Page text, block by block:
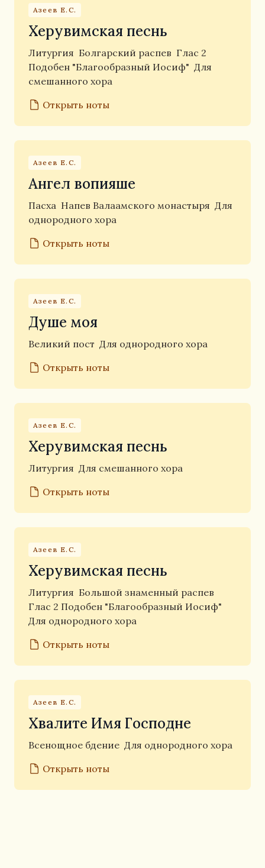
Азеев Е.С.
Херувимская песнь
Литургия Болгарский распев Глас 2
Подобен "Благообразный Иосиф" Для
смешанного хора
Открыть ноты
Азеев Е.С.
Ангел вопияше
Пасха Напев Валаамского монастыря Для
однородного хора
Открыть ноты
Азеев Е.С.
Душе моя
Великий пост Для однородного хора
Открыть ноты
Азеев Е.С.
Херувимская песнь
Литургия Для смешанного хора
Открыть ноты
Азеев Е.С.
Херувимская песнь
Литургия Большой знаменный распев
Глас 2 Подобен "Благообразный Иосиф"
Для однородного хора
Открыть ноты
Азеев Е.С.
Хвалите Имя Господне
Всенощное бдение Для однородного хора
Открыть ноты